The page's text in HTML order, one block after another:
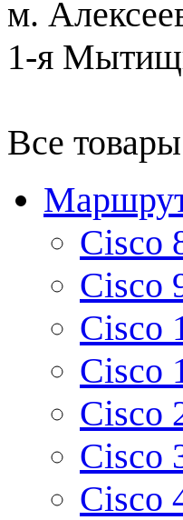
м.
1-я
Все товары
Cisco
Cisco
Cisco
Cisco
Cisco
Cisco
Cisco